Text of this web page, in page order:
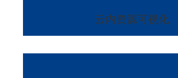
云内资源可视化